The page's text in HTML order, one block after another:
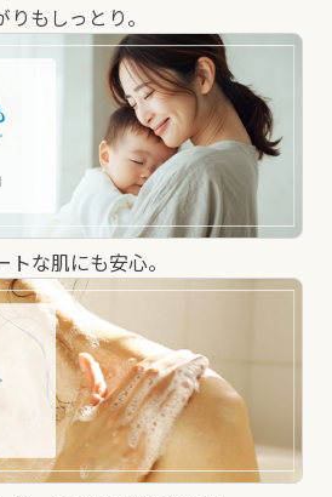
もしっとり。
な肌にも安心。